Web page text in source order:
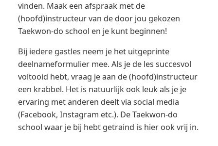
vinden. Maak een afspraak met de
(hoofd)instructeur van de door jou gekozen
Taekwon-do school en je kunt beginnen!
Bij iedere gastles neem je het uitgeprinte
deelnameformulier mee. Als je de les succesvol
voltooid hebt, vraag je aan de (hoofd)instructeur
een krabbel. Het is natuurlijk ook leuk als je je
ervaring met anderen deelt via social media
(Facebook, Instagram etc.). De Taekwon-do
school waar je bij hebt getraind is hier ook vrij in.